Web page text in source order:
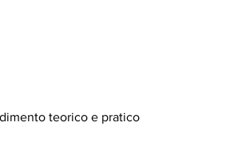
teorico e pratico